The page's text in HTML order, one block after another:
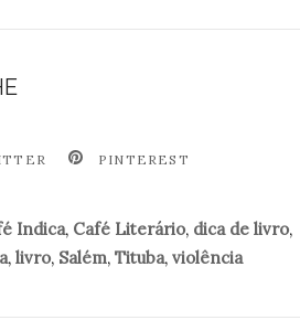
PINTEREST
Indica, Café Literário, dica de livro,
, livro, Salém, Tituba, violência